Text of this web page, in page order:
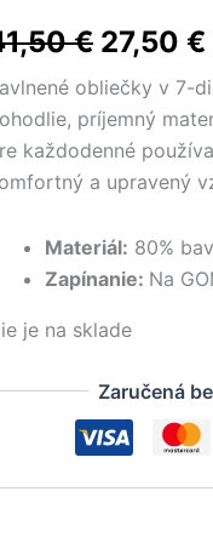
€ Pôvodná
cena
bola:
41,50
27,50€
obliečky v 7-
príjemný
každodenné
a upravený
Materiál: 80%
Zapínanie: Na
je na sklade
Zaručená